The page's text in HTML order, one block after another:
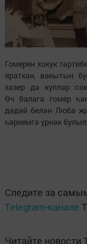
Гомерен хокук
яраткан, вакытын
хәзер дә күпләр
Өч балага гомер
дәдәй белән Люба
һәркемгә үрнәк
Следите за
Telegram-канале
Читайте новости